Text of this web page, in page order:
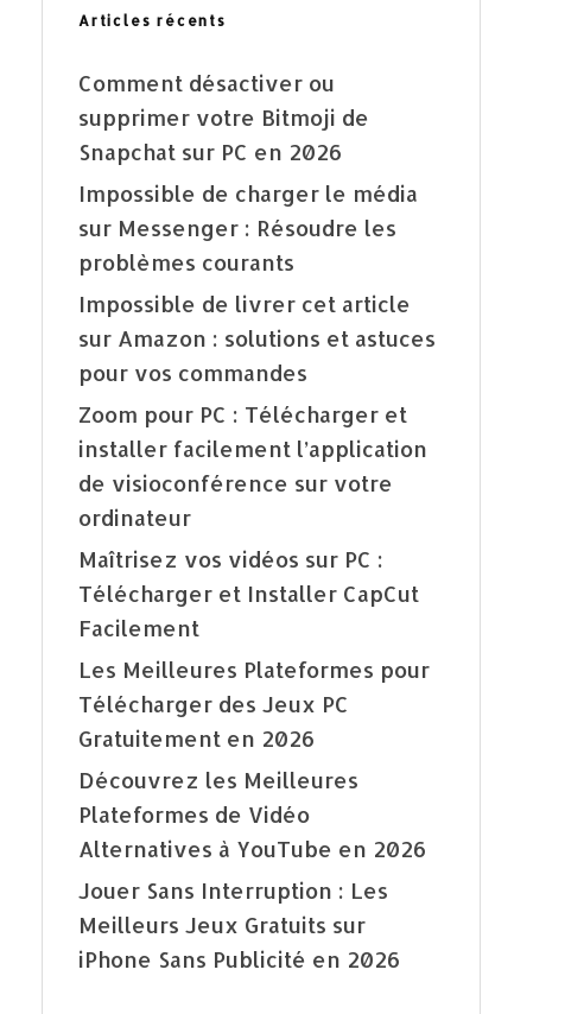
Articles récents
Comment désactiver ou
supprimer votre Bitmoji de
Snapchat sur PC en 2026
Impossible de charger le média
sur Messenger : Résoudre les
problèmes courants
Impossible de livrer cet article
sur Amazon : solutions et astuces
pour vos commandes
Zoom pour PC : Télécharger et
installer facilement l’application
de visioconférence sur votre
ordinateur
Maîtrisez vos vidéos sur PC :
Télécharger et Installer CapCut
Facilement
Les Meilleures Plateformes pour
Télécharger des Jeux PC
Gratuitement en 2026
Découvrez les Meilleures
Plateformes de Vidéo
Alternatives à YouTube en 2026
Jouer Sans Interruption : Les
Meilleurs Jeux Gratuits sur
iPhone Sans Publicité en 2026